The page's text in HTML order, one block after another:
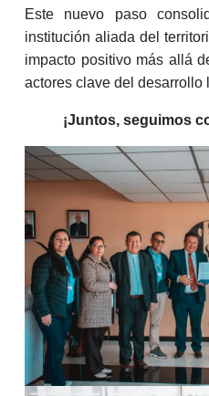
Este nuevo paso
institución aliada del
impacto positivo más allá
actores clave del desarrollo
¡Juntos, seguimos